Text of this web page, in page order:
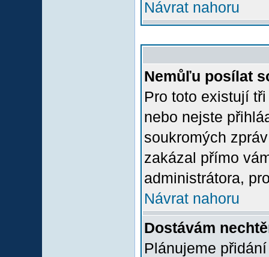
Návrat nahoru
Nemůľu posílat
Pro toto existují
nebo nejste
soukromých
zakázal přímo
administrátora,
Návrat nahoru
Dostávám
Plánujeme